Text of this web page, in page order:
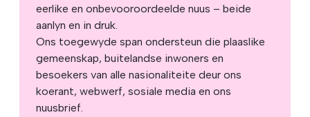
eerlike en onbevooroordeelde nuus – beide
aanlyn en in druk.
Ons toegewyde span ondersteun die plaaslike
gemeenskap, buitelandse inwoners en
besoekers van alle nasionaliteite deur ons
koerant, webwerf, sosiale media en ons
nuusbrief.